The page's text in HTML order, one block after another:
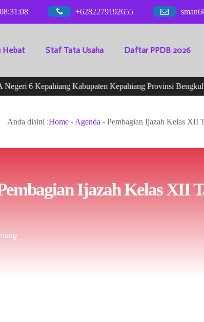
08:31 :08 +6282279192655
Hebat Staf Tata Usaha Daftar PPDB 2026
6 Kepahiang Kabupaten Kepahiang Provinsi Bengkulu
Anda disini :Home- Agenda - Pembagian Ijazah Kelas XII
Ijazah Kelas XII